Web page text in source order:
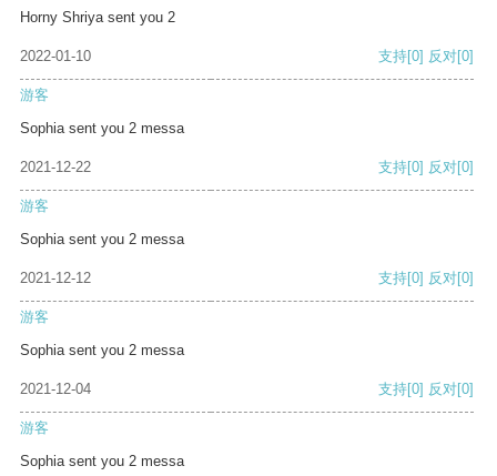
Horny Shriya sent you 2
2022-01-10 支持[0] 反对[0]
游客
Sophia sent you 2 messa
2021-12-22 支持[0] 反对[0]
游客
Sophia sent you 2 messa
2021-12-12 支持[0] 反对[0]
游客
Sophia sent you 2 messa
2021-12-04 支持[0] 反对[0]
游客
Sophia sent you 2 messa